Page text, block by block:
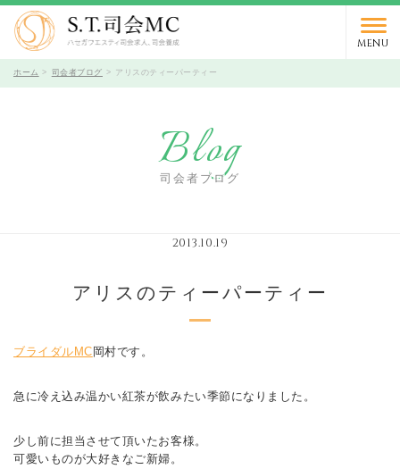
MENU
受付時間 10時～19時 / 定休日 火曜日
ホーム 司会者ブログ アリスのティーパーティー
Blog
司会者ブログ
2013.10.19
アリスのティーパーティー
ブライダルMC 岡村です。
急に冷え込み温かい紅茶が飲みたい季節になりました。
少し前に担当させて頂いたお客様。
可愛いものが大好きなご新婦。